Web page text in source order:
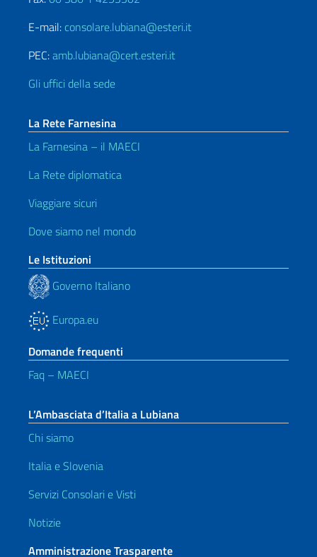
E-mail: consolare.lubiana@esteri.it
PEC:amb.lubiana@cert.esteri.it
Gli uffici della sede
La Rete Farnesina
La Farnesina – il MAECI
La Rete diplomatica
Viaggiare sicuri
Dove siamo nel mondo
Le Istituzioni
Governo Italiano
Europa.eu
Domande frequenti
Faq – MAECI
L’Ambasciata d’Italia a Lubiana
Chi siamo
Italia e Slovenia
Servizi Consolari e Visti
Notizie
Amministrazione Trasparente